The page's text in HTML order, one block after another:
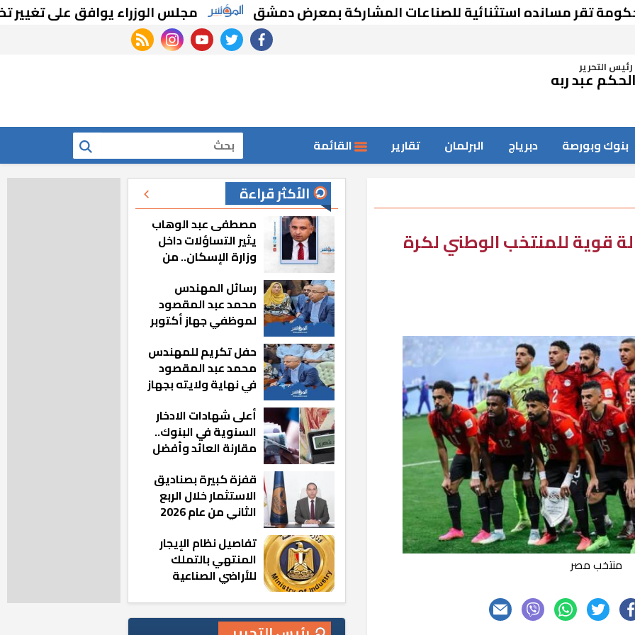
مسانده استثنائية للصناعات المشاركة بمعرض دمشق مجلس الوزراء يوافق على تغيير
facebook
twitter
youtube
instagram
rss feed
رئيس التحريرعبد ربه
بنوك وبورصة دبرياج البرلمان تقارير القائمة بحث
قوية للمنتخب الوطني لكرة
منتخب مصر
الأكثر قراءة
مصطفى عبد الوهاب
يثير التساؤلات داخل
وزارة الإسكان.. من
المناصب؟
رسائل المهندس
محمد عبد المقصود
لموظفي جهاز أكتوبر
مشيت والمدينة
رجعت للخلف»
حفل تكريم للمهندس
محمد عبد المقصود
في نهاية ولايته بجهاز
أعلى شهادات الادخار
السنوية في البنوك..
مقارنة العائد وأفضل
قفزة كبيرة بصناديق
الاستثمار خلال الربع
الثاني من عام 2026
تفاصيل نظام الإيجار
المنتهي بالتملك
للأراضي الصناعية